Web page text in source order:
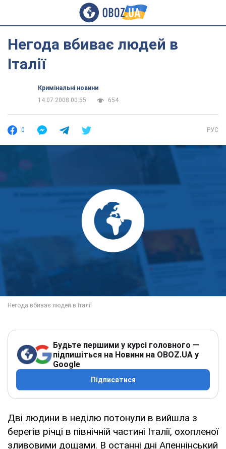
Негода вбиває людей в
Італії
Кримінальні новини
14.07.2008 00:55
654
0 РУС
Будьте першими у курсі головного —
підпишіться на Новини на OBOZ.UA у
Google
Підписатися
Дві людини в неділю потонули в вийшла з
берегів річці в північній частині Італії, охопленої
зливовими дощами. В останні дні Апеннінський